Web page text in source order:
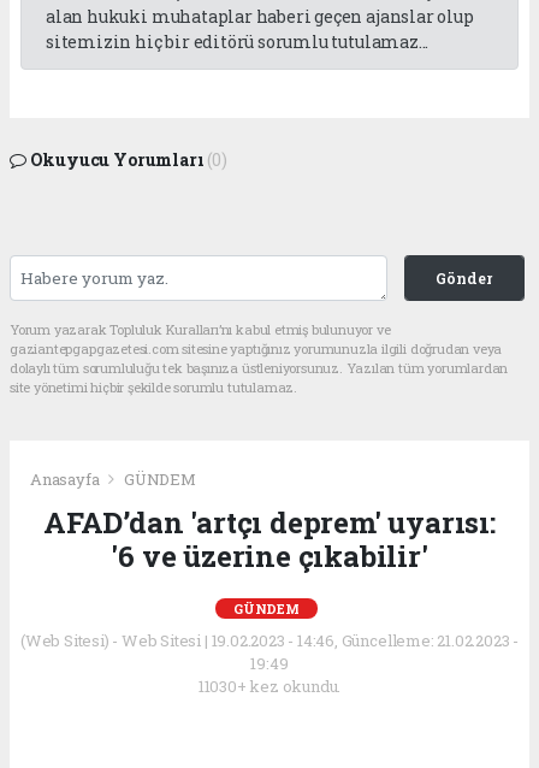
alan hukuki muhataplar haberi geçen ajanslar olup
sitemizin hiç bir editörü sorumlu tutulamaz...
Okuyucu Yorumları (0)
Gönder
Yorum yazarak Topluluk Kuralları’nı kabul etmiş bulunuyor ve
gaziantepgapgazetesi.com sitesine yaptığınız yorumunuzla ilgili doğrudan veya
dolaylı tüm sorumluluğu tek başınıza üstleniyorsunuz. Yazılan tüm yorumlardan
site yönetimi hiçbir şekilde sorumlu tutulamaz.
Anasayfa GÜNDEM
AFAD’dan 'artçı deprem' uyarısı:
'6 ve üzerine çıkabilir'
GÜNDEM
(Web Sitesi) - Web Sitesi | 19.02.2023 - 14:46, Güncelleme: 21.02.2023 -
19:49
11030+ kez okundu.